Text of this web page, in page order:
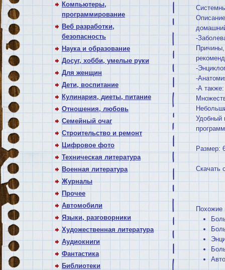
Компьютеры,
программирование
Веб разработки,
безопасность
Наука и образование
Досуг, хобби, умелые руки
Для женщин
Дети, воспитание
Кулинария, диеты, питание
Отношения, любовь
Семейный очаг
Строительство и ремонт
Цифровое фото
Техническая литература
Военная литература
Журналы
Прочее
Автомобили
Языки, разговорники
Художественная литература
Аудиокниги
Фантастика
Библиотеки
-
-
-
-А также:
Удобный
Размер:
Скачать
Похожие